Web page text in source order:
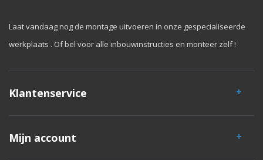
Laat vandaag nog de montage uitvoeren in onze gespecialiseerde
werkplaats . Of bel voor alle inbouwinstructies en monteer zelf !
Klantenservice
Mijn account